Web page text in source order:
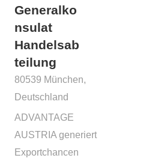
Generalko
nsulat
Handelsab
teilung
80539 München,
Deutschland
ADVANTAGE
AUSTRIA generiert
Exportchancen